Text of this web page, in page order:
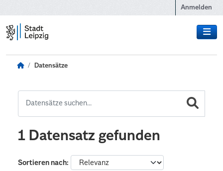
Anmelden
Datensätze
1 Datensatz gefunden
Sortieren nach